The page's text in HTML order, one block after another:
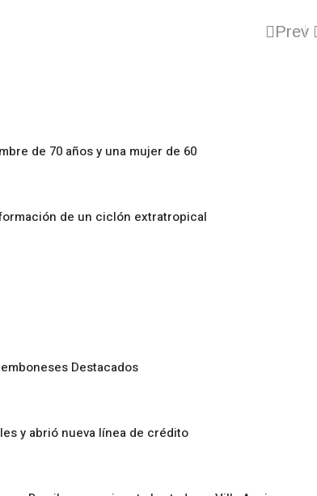
Prev
de 70 años y una mujer de 60
de un ciclón extratropical
Destacados
y abrió nueva línea de crédito